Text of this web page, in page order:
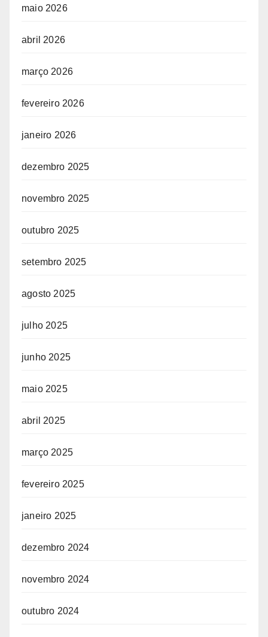
maio 2026
abril 2026
março 2026
fevereiro 2026
janeiro 2026
dezembro 2025
novembro 2025
outubro 2025
setembro 2025
agosto 2025
julho 2025
junho 2025
maio 2025
abril 2025
março 2025
fevereiro 2025
janeiro 2025
dezembro 2024
novembro 2024
outubro 2024